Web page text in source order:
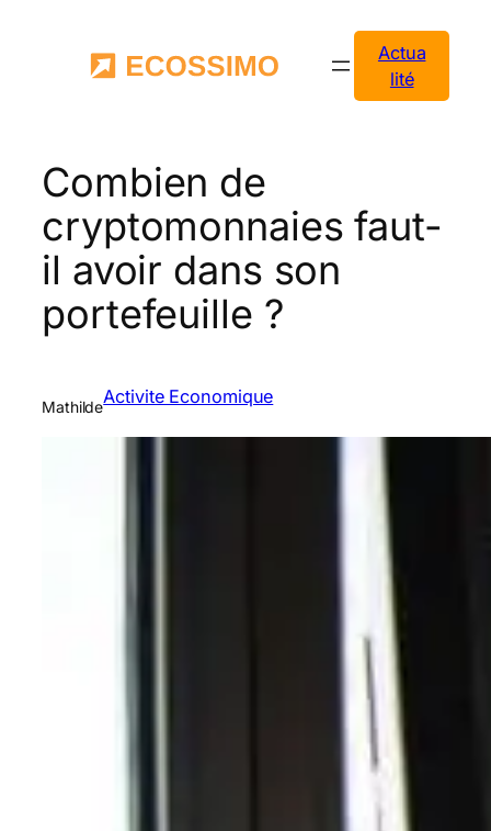
Actua
lité
Combien de
cryptomonnaies faut-
il avoir dans son
portefeuille ?
MathildeActivite Economique